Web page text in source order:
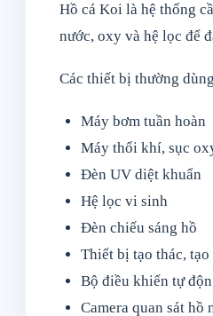
Hồ cá Koi là hệ thống
nước, oxy và hệ lọc để
Các thiết bị thường
Máy bơm tuần hoàn
Máy thổi khí, sục
Đèn UV diệt khuẩn
Hệ lọc vi sinh
Đèn chiếu sáng hồ
Thiết bị tạo thác, tạo
Bộ điều khiển tự
Camera quan sát hồ